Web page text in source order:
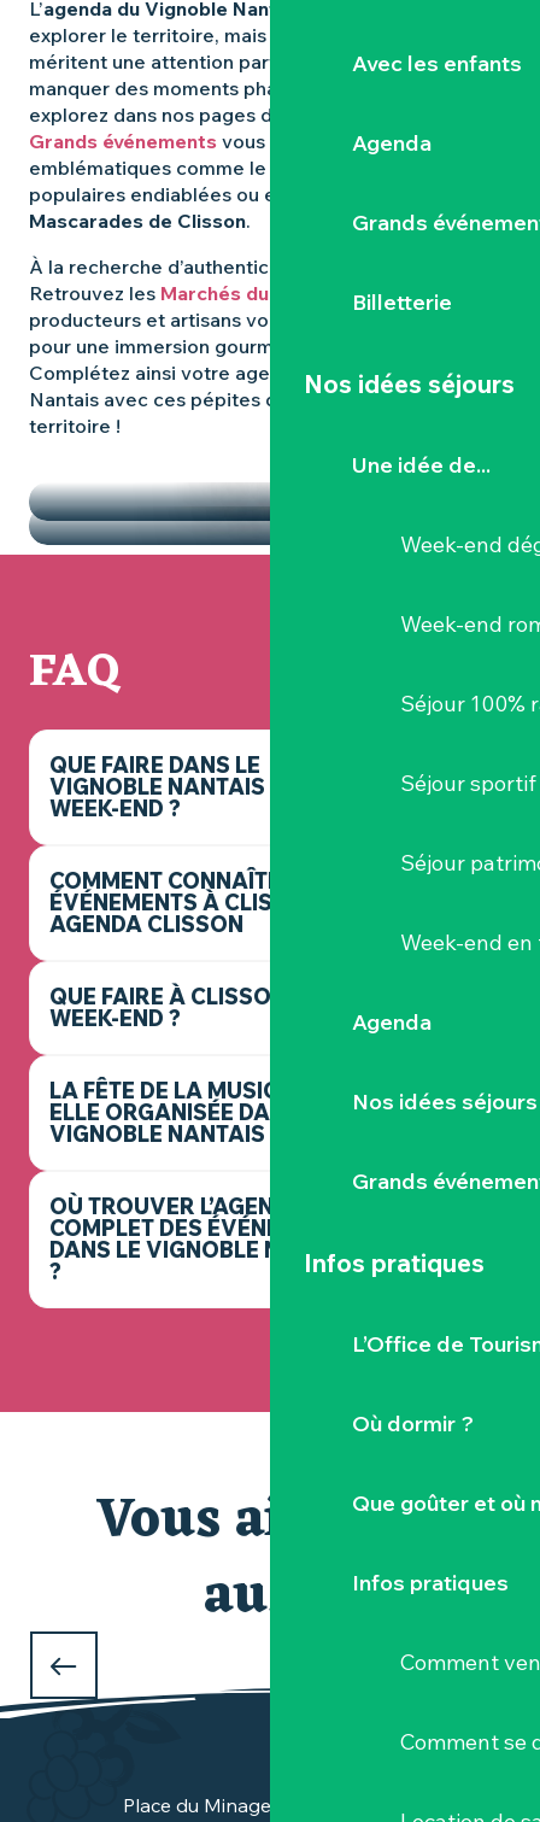
Avec les enfants
Agenda
Grands
Billetterie
Nos idées séjours
Une idée de...
Week-end
Week-end
Séjour 100%
Séjour sportif
Séjour
Week-end
Agenda
Nos idées séjours
Grands
Infos pratiques
L’Office de
Où dormir ?
Que goûter et où
Infos pratiques
Comment
Comment se
L’agenda du Vignoble Nantais
explorer le territoire, mais certaines expériences
méritent une attention particulière. Pour ne rien
manquer des moments phares qui animent la région,
explorez dans nos pages dédiées : les
Grands événements vous révèlent les rendez-vous
emblématiques comme le
populaires endiablées ou encore les mystérieuses
Mascarades de Clisson.
À la recherche d’authenticité et de
Retrouvez les Marchés du Vignoble Nantais, où
producteurs et artisans vous donnent rendez-vous
pour une immersion gourmande et conviviale.
Complétez ainsi votre agenda dans le Vignoble
Nantais avec ces pépites qui font la richesse du
territoire !
LES MARCHÉS
FAQ
QUE FAIRE DANS LE
VIGNOBLE NANTAIS CE
WEEK-END ?
COMMENT CONNAÎTRE LES
ÉVÉNEMENTS À CLISSON ? -
AGENDA CLISSON
QUE FAIRE À CLISSON CE
WEEK-END ?
LA FÊTE DE LA MUSIQUE EST-
ELLE ORGANISÉE DANS LE
VIGNOBLE NANTAIS ?
OÙ TROUVER L’AGENDA
COMPLET DES ÉVÉNEMENTS
DANS LE VIGNOBLE NANTAIS
?
Vous aimerez
aussi
QUE FAIRE PENDANT LES VACANCES
D'AVRIL
Place du Minage - 44190 Clisson